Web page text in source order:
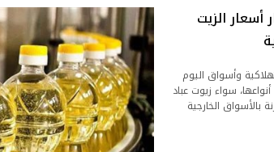
الزيت
وأسواق اليوم
سواء زيوت عباد
بالأسواق الخارجية